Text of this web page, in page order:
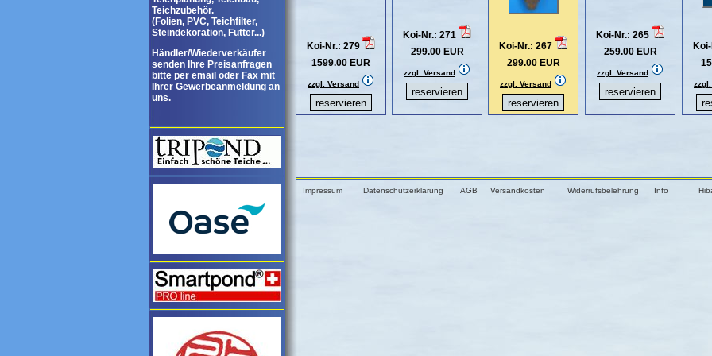
Teichzubehör.
(Folien, PVC, Teichfilter,
Steindekoration, Futter...)
Händler/Wiederverkäufer
senden Ihre Preisanfragen
bitte per email oder Fax mit
Ihrer Gewerbeanmeldung an
uns.
Koi-Nr.: 279
1599.00 EUR
zzgl. Versand
Koi-Nr.: 271
299.00 EUR
zzgl. Versand
Koi-Nr.: 267
299.00 EUR
zzgl. Versand
Koi-Nr.: 265
259.00 EUR
zzgl. Versand
Impressum Datenschutzerklärung AGB Versandkosten Widerrufsbelehrung Info